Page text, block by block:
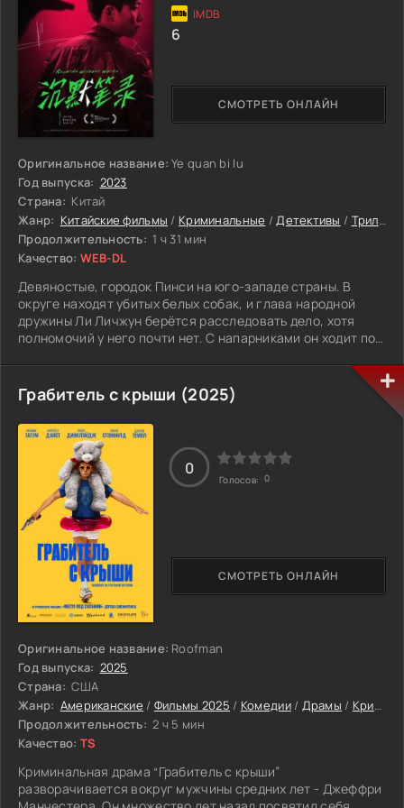
посетителей. Потом предметы искусства можно дорого
перепродать, обеспечив себе долгие годы безбедной
жизни. Само дело удаётся, и знаток живописи
оказывается владельцем известных произведений.
Последующее дело осложняется тем, что сохранить
картины сложно, так как полиция собирается вернуть
пропажу. Приходится спасаться бегством, чтобы не
оказаться за решёткой.
Оригинальное название: Ye quan bi lu
Год выпуска: 2023
Страна: Китай
Жанр: Китайские фильмы / Криминальные /Детективы / Триллеры
Продолжительность: 1 ч 31 мин
Качество: WEB-DL
Девяностые, городок Пинси на юго-западе страны. В
округе находят убитых белых собак, и глава народной
дружины Ли Личжун берётся расследовать дело, хотя
полномочий у него почти нет. С напарниками он ходит по
того не желая, тянет нитку к давней гибели своего отца,
который раньше возглавлял дружину. Чем ближе к ответу,
тем сильнее давит молчание тех, кому есть что терять. Но
когда звенья сходятся, Ли Личжун понимает: правда есть,
только произнести её вслух рискнет ли он сам?
СМОТРЕТЬ ОНЛАЙН
6
Грабитель с крыши (2025)
Оригинальное название: Roofman
Год выпуска: 2025
Страна: США
Жанр: Американские / Фильмы 2025 / Комедии/ Драмы / Криминальные
Продолжительность: 2 ч 5 мин
Качество: TS
Криминальная драма “Грабитель с крыши”
разворачивается вокруг мужчины средних лет - Джеффри
СМОТРЕТЬ ОНЛАЙН
0
Голосов: 0